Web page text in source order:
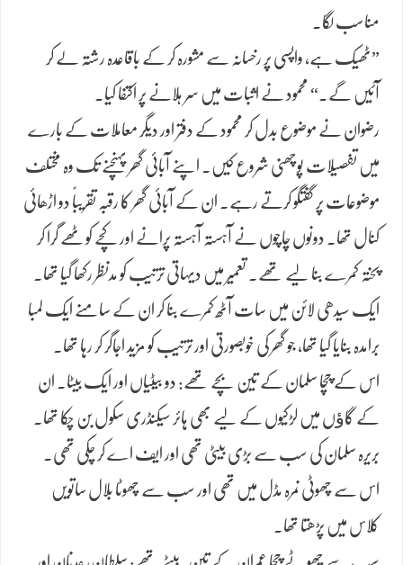
مناسب لگا۔
”ٹھیک ہے، واپسی پر رخسانہ سے مشورہ کر کے باقاعدہ رشتہ لے کر
آئیں گے۔“ محمود نے اثبات میں سر ہلانے پر اکتفا کیا۔
رضوان نے موضوع بدل کر محمود کے دفتر اور دیگر معاملات کے بارے
میں تفصیلات پوچھنی شروع کیں۔ اپنے آبائی گھر پہنچنے تک وہ مختلف
موضوعات پر گفتگو کرتے رہے۔ ان کے آبائی گھر کا رقبہ تقریباً دو اڑھائی
کنال تھا۔ دونوں چاچوں نے آہستہ آہستہ پرانے اور کچے کوٹھے گرا کر
پختہ کمرے بنا لیے تھے۔ تعمیر میں دیہاتی ترتیب کو مدنظر رکھا گیا تھا۔
ایک سیدھی لائن میں سات آٹھ کمرے بنا کر ان کے سامنے ایک لمبا
برامدہ بنایا گیا تھا، جو گھر کی خوبصورتی اور ترتیب کو مزید اجاگر کر رہا تھا۔
اس کے چچا سلمان کے تین بچے تھے: دو بیٹیاں اور ایک بیٹا۔ ان
کے گاﺅں میں لڑکیوں کے لیے بھی ہائر سیکنڈری سکول بن چکا تھا۔
بریرہ سلمان کی سب سے بڑی بیٹی تھی اور ایف اے کر چکی تھی۔
اس سے چھوٹی نمرہ مڈل میں تھی اور سب سے چھوٹا بلال ساتویں
کلاس میں پڑھتا تھا۔